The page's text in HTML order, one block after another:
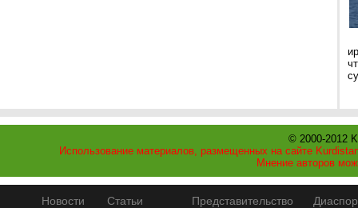
© 2000-2012
Использование материалов, размещенных на сайте
Мнение авторов
Новости Статьи Представительство